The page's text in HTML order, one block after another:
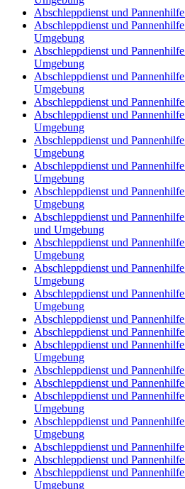
Abschleppdienst und
Abschleppdienst und
Umgebung
Abschleppdienst und
Umgebung
Abschleppdienst und
Umgebung
Abschleppdienst und
Abschleppdienst und
Umgebung
Abschleppdienst und
Umgebung
Abschleppdienst und
Umgebung
Abschleppdienst und
Umgebung
Abschleppdienst und
und Umgebung
Abschleppdienst und
Umgebung
Abschleppdienst und
Umgebung
Abschleppdienst und
Umgebung
Abschleppdienst und
Abschleppdienst und
Abschleppdienst und
Umgebung
Abschleppdienst und
Abschleppdienst und
Abschleppdienst und
Umgebung
Abschleppdienst und
Umgebung
Abschleppdienst und
Abschleppdienst und
Abschleppdienst und
Umgebung